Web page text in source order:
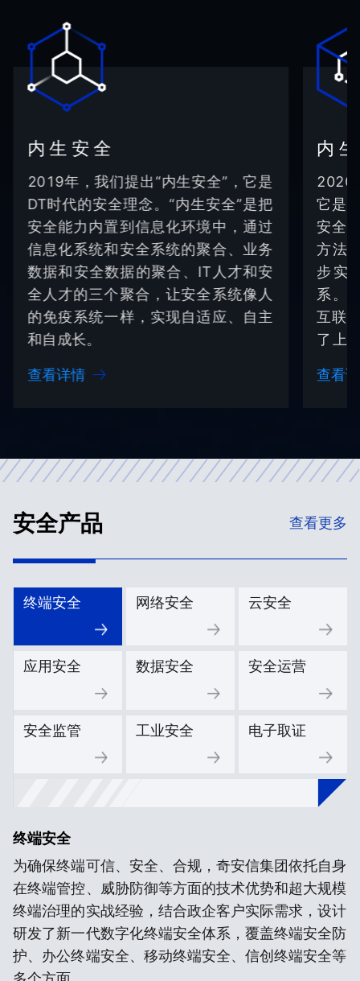
内生安全
2019年，我们提出“内生安全”，它是
DT时代的安全理念。“内生安全”是把
安全能力内置到信息化环境中，通过
信息化系统和安全系统的聚合、业务
数据和安全数据的聚合、IT人才和安
全人才的三个聚合，让安全系统像人
的免疫系统一样，实现自适应、自主
和自成长。
查看详情
内
2020
它是
安全
方法
步实
系。
互联
了上
查看
安全产品 查看更多
终端安全
为确保终端可信、安全、合规，奇安信集团依托自身
在终端管控、威胁防御等方面的技术优势和超大规模
终端治理的实战经验，结合政企客户实际需求，设计
研发了新一代数字化终端安全体系，覆盖终端安全防
护、办公终端安全、移动终端安全、信创终端安全等
终端安全 网络安全 云安全
应用安全 数据安全 安全运营
安全监管 工业安全 电子取证